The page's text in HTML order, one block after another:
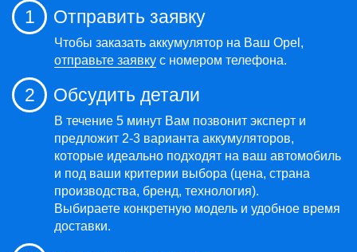
1 Отправить заявку
Чтобы заказать аккумулятор на Ваш Opel,
отправьте заявку с номером телефона.
2 Обсудить детали
В течение 5 минут Вам позвонит эксперт и
предложит 2-3 варианта аккумуляторов,
которые идеально подходят на ваш автомобиль
и под ваши критерии выбора (цена, страна
производства, бренд, технология).
Выбираете конкретную модель и удобное время
доставки.